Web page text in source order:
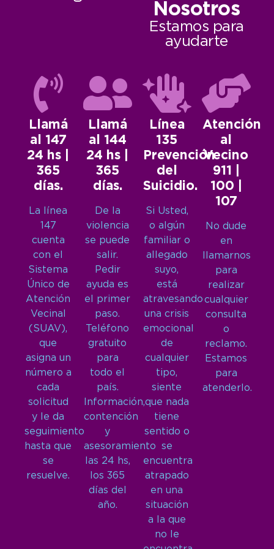
Nosotros
Estamos para
ayudarte
Llamá
al 147
24 hs |
365
días.
La línea
147
cuenta
con el
Sistema
Único de
Atención
Vecinal
(SUAV),
que
asigna un
número a
cada
solicitud
y le da
seguimiento
hasta que
se
resuelve.
Llamá
al 144
24 hs |
365
días.
De la
violencia
se puede
salir.
Pedir
ayuda es
el primer
paso.
Teléfono
gratuito
para
todo el
país.
Información,
contención
y
asesoramiento
las 24 hs,
los 365
días del
año.
Línea
135
Prevención
del
Suicidio.
Si Usted,
o algún
familiar o
allegado
suyo,
está
atravesando
una crisis
emocional
de
cualquier
tipo,
siente
que nada
tiene
sentido o
se
encuentra
atrapado
en una
situación
a la que
no le
Atención
al
Vecino
911 |
100 |
107
No dude
en
llamarnos
para
realizar
cualquier
consulta
o
reclamo.
Estamos
para
atenderlo.